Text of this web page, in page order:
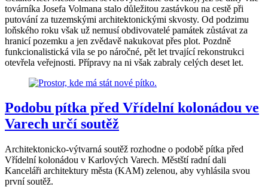
továrníka Josefa Volmana stalo důležitou zastávkou na cestě při
putování za tuzemskými architektonickými skvosty. Od podzimu
loňského roku však už nemusí obdivovatelé památek zůstávat za
hranicí pozemku a jen zvědavě nakukovat přes plot. Pozdně
funkcionalistická vila se po náročné, pět let trvající rekonstrukci
otevřela veřejnosti. Přípravy na ni však zabraly celých deset let.
Podobu pítka před Vřídelní kolonádou ve
Varech určí soutěž
Architektonicko-výtvarná soutěž rozhodne o podobě pítka před
Vřídelní kolonádou v Karlových Varech. Městští radní dali
Kanceláři architektury města (KAM) zelenou, aby vyhlásila svou
první soutěž.